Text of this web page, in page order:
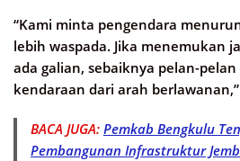
“Kami minta pengendara
lebih waspada. Jika menemukan
ada galian, sebaiknya pelan-
kendaraan dari arah
BACA JUGA: Pemkab Bengkulu
Pembangunan Infrastruktur